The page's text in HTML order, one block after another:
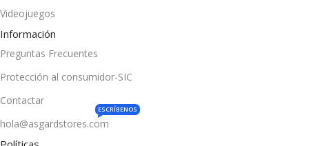
Videojuegos
Información
Preguntas Frecuentes
Protección al consumidor-SIC
Contactar
hola@asgardstores.com
ESCRÍBENOS